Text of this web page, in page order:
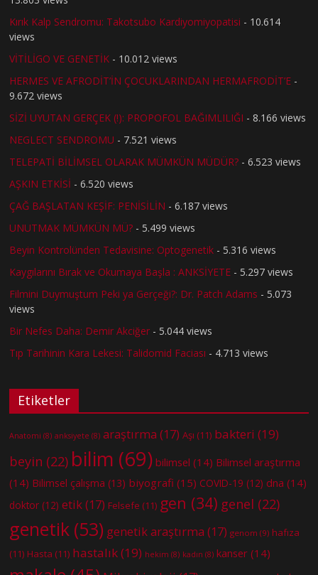
Kırık Kalp Sendromu: Takotsubo Kardiyomiyopatisi - 10.614
views
VİTİLİGO VE GENETİK - 10.012 views
HERMES VE AFRODİT’İN ÇOCUKLARINDAN HERMAFRODİT’E -
9.672 views
SİZİ UYUTAN GERÇEK (!): PROPOFOL BAĞIMLILIĞI - 8.166 views
NEGLECT SENDROMU - 7.521 views
TELEPATİ BİLİMSEL OLARAK MÜMKÜN MÜDÜR? - 6.523 views
AŞKIN ETKİSİ - 6.520 views
ÇAĞ BAŞLATAN KEŞİF: PENİSİLİN - 6.187 views
UNUTMAK MÜMKÜN MÜ? - 5.499 views
Beyin Kontrolünden Tedavisine: Optogenetik - 5.316 views
Kaygılarını Bırak ve Okumaya Başla : ANKSİYETE - 5.297 views
Filmini Duymuştum Peki ya Gerçeği?: Dr. Patch Adams - 5.073
views
Bir Nefes Daha: Demir Akciğer - 5.044 views
Tıp Tarihinin Kara Lekesi: Talidomid Faciası - 4.713 views
Etiketler
Anatomi (8) anksiyete (8) araştırma (17) Aşı (11) bakteri (19)
beyin (22) bilim (69) bilimsel (14) Bilimsel araştırma
(14) Bilimsel çalışma (13) biyografi (15) COVID-19 (12) dna (14)
doktor (12) etik(17) Felsefe (11) gen (34) genel (22)
genetik (53) genetik araştırma (17) genom (9) hafıza
(11) Hasta (11) hastalık(19) hekim (8) kadın (8) kanser (14)